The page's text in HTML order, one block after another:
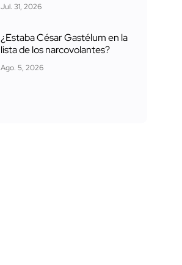
Jul. 31, 2026
¿Estaba César Gastélum en la
lista de los narcovolantes?
Ago. 5, 2026